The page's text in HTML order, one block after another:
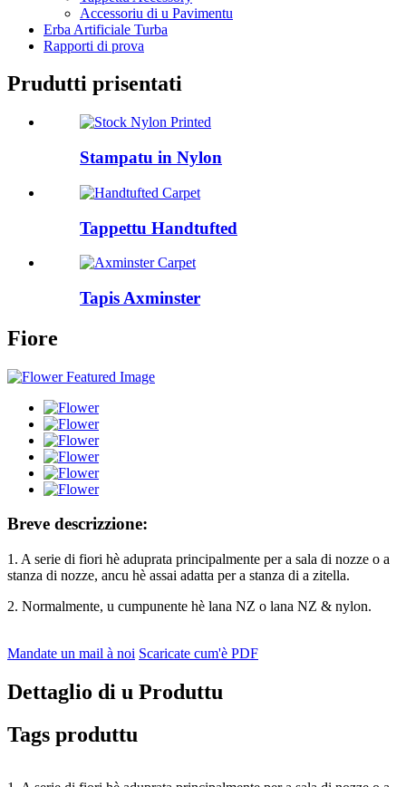
Accessoriu di u Pavimentu
Erba Artificiale Turba
Rapporti di prova
Prudutti prisentati
Stampatu in Nylon
Tappettu Handtufted
Tapis Axminster
Fiore
Breve descrizzione:
1. A serie di fiori hè aduprata principalmente per a sala di nozze o a
stanza di nozze, ancu hè assai adatta per a stanza di a zitella.
2. Normalmente, u cumpunente hè lana NZ o lana NZ & nylon.
Mandate un mail à noi Scaricate cum'è PDF
Dettaglio di u Produttu
Tags produttu